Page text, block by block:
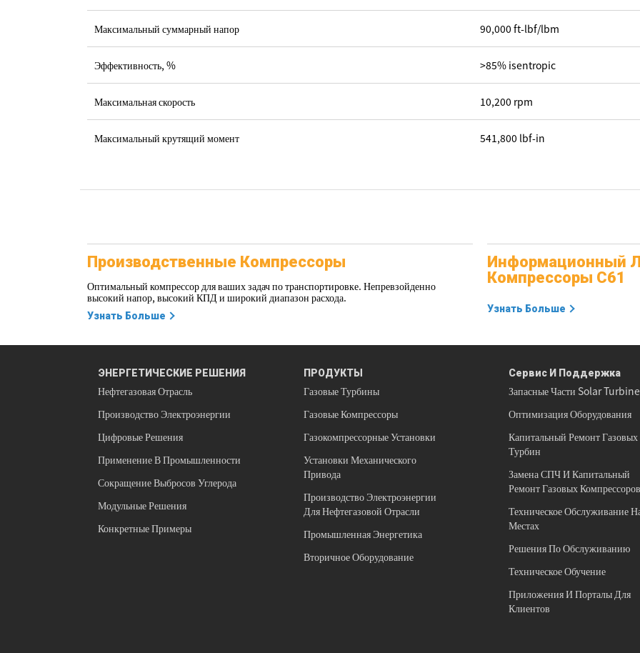
Максимальный суммарный напор 90,000 ft-lbf/lbm
Эффективность, % >85% isentropic
Максимальная скорость 10,200 rpm
Максимальный крутящий момент 541,800 lbf-in
Производственные Компрессоры
Оптимальный компрессор для ваших задач по транспортировке. Непревзойденно
высокий напор, высокий КПД и широкий диапазон расхода.
Узнать Больше
Информационный
Компрессоры C61
Узнать Больше
ЭНЕРГЕТИЧЕСКИЕ РЕШЕНИЯ
Нефтегазовая Отрасль
Производство Электроэнергии
Цифровые Решения
Применение В Промышленности
Сокращение Выбросов Углерода
Модульные Решения
Конкретные Примеры
ПРОДУКТЫ
Газовые Турбины
Газовые Компрессоры
Газокомпрессорные Установки
Установки Механического
Привода
Производство Электроэнергии
Для Нефтегазовой Отрасли
Промышленная Энергетика
Вторичное Оборудование
Сервис И Поддержка
Запасные Части Solar
Оптимизация Оборудования
Капитальный Ремонт Газовых
Турбин
Замена СПЧ И Капитальный
Ремонт Газовых Компрессоров
Техническое Обслуживание
Местах
Решения По Обслуживанию
Техническое Обучение
Приложения И Порталы Для
Клиентов